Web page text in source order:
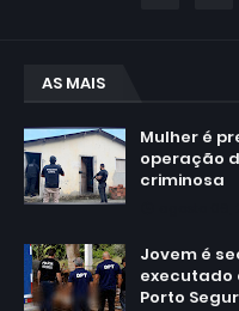
AS MAIS
Mulher é
operação
criminosa
Jovem é
executado
Porto